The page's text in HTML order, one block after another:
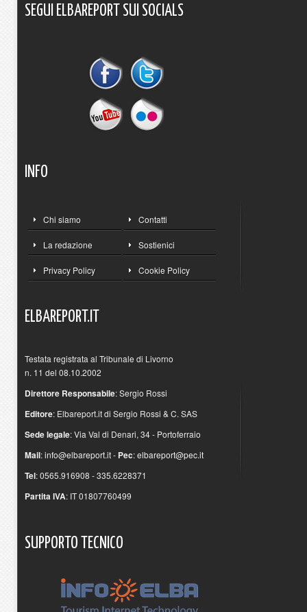
SEGUI ELBAREPORT SUI SOCIALS
INFO
Chi siamo Contatti
La redazione Sostienici
Privacy Policy Cookie Policy
ELBAREPORT.IT
Testata registrata al Tribunale di Livorno
n. 11 del 08.10.2002
Direttore Responsabile: Sergio Rossi
Editore: Elbareport.it di Sergio Rossi & C. SAS
Sede legale: Via Val di Denari, 34 - Portoferraio
Mail:info@elbareport.it- Pec:elbareport@pec.it
Tel: 0565.916908 - 335.6228371
Partita IVA: IT 01807760499
SUPPORTO TECNICO